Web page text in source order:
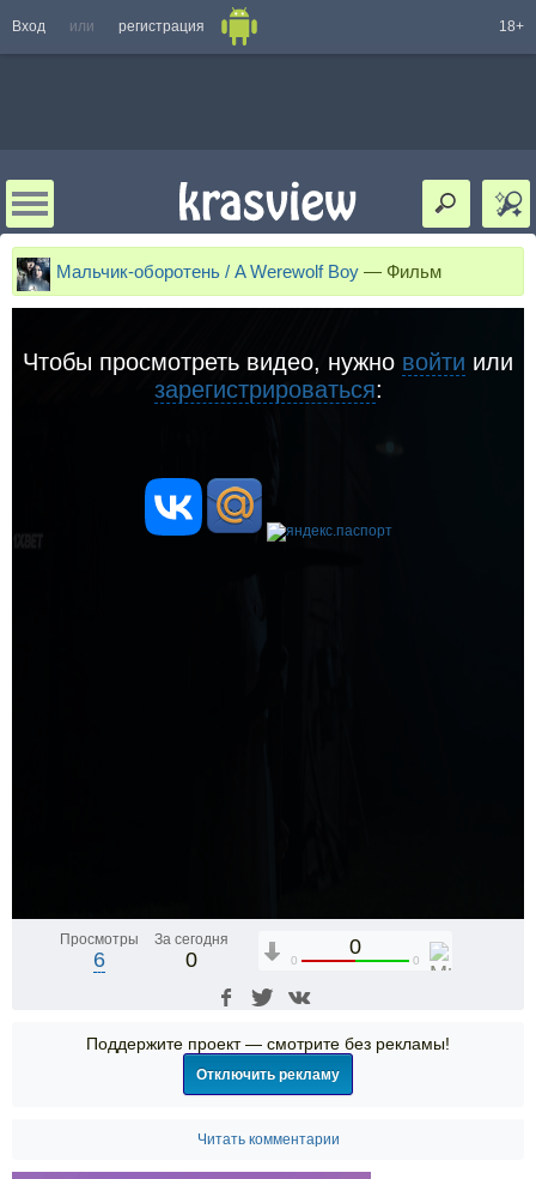
Вход или регистрация 18+
Мальчик-оборотень / A Werewolf Boy — Фильм
Чтобы просмотреть видео, нужно войти или
зарегистрироваться:
Просмотры
6
За сегодня
0
0
0 0
Поддержите проект — смотрите без рекламы!
Отключить рекламу
Читать комментарии